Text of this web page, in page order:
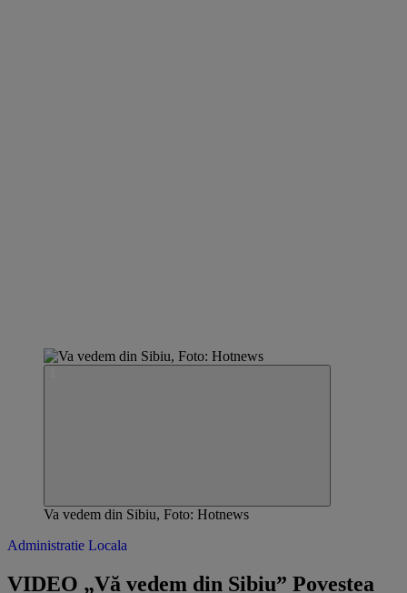
Va vedem din Sibiu, Foto: Hotnews
Administratie Locala
VIDEO „Vă vedem din Sibiu” Povestea